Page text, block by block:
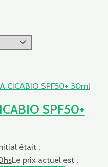
SPF50+
était :
Le prix actuel est :